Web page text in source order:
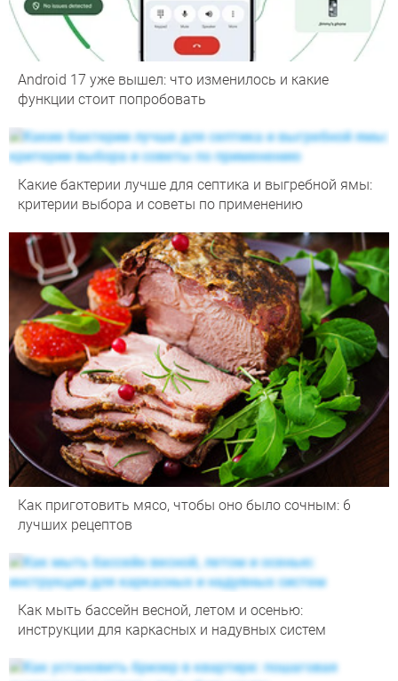
Android 17 уже вышел: что изменилось и какие
функции стоит попробовать
Какие бактерии лучше для септика и выгребной ямы:
критерии выбора и советы по применению
Как приготовить мясо, чтобы оно было сочным: 6
лучших рецептов
Как мыть бассейн весной, летом и осенью:
инструкции для каркасных и надувных систем